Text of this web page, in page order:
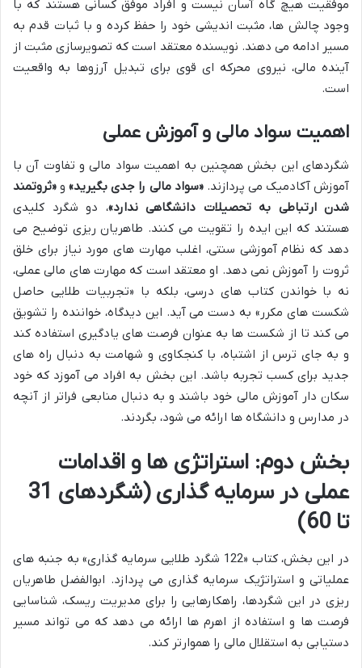
موفقیت هیچ گاه آسان نیست و افراد موفق کسانی هستند که با
وجود چالش ها، مثبت اندیشی خود را حفظ کرده و با ثبات قدم به
مسیر ادامه می دهند. نویسنده معتقد است که تصویرسازی مثبت از
آینده مالی، نیروی محرکه ای قوی برای تبدیل آرزوها به واقعیت
است.
اهمیت سواد مالی و آموزش عملی
شگردهای این بخش همچنین به اهمیت سواد مالی و تفاوت آن با
آموزش آکادمیک می پردازند.«سواد مالی را جدی بگیرید»و «ثروتمند
شدن ارتباطی به تحصیلات دانشگاهی ندارد»، دو شگرد کلیدی
هستند که این ایده را تقویت می کنند. طاهریان ریزی توضیح می
دهد که نظام آموزشی سنتی، اغلب مهارت های مورد نیاز برای خلق
ثروت را آموزش نمی دهد. او معتقد است که مهارت های مالی عملی،
نه با خواندن کتاب های درسی، بلکه با «تجربیات طلایی حاصل
شکست های مکرر» به دست می آید. این دیدگاه، خواننده را تشویق
می کند تا از شکست ها به عنوان فرصت های یادگیری استفاده کند
و به جای ترس از اشتباه، با کنجکاوی و شهامت به دنبال راه های
جدید برای کسب تجربه باشد. این بخش به افراد می آموزد که خود
سکان دار آموزش مالی خود باشند و به دنبال منابعی فراتر از آنچه
در مدارس و دانشگاه ها ارائه می شود، بگردند.
بخش دوم: استراتژی ها و اقدامات
عملی در سرمایه گذاری (شگردهای 31
تا 60)
در این بخش، کتاب «122 شگرد طلایی سرمایه گذاری» به جنبه های
عملیاتی و استراتژیک سرمایه گذاری می پردازد. ابوالفضل طاهریان
ریزی در این شگردها، راهکارهایی را برای مدیریت ریسک، شناسایی
فرصت ها و استفاده از اهرم ها ارائه می دهد که می تواند مسیر
دستیابی به استقلال مالی را هموارتر کند.